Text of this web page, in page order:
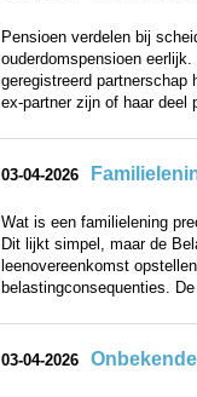
Pensioen verdelen bij
ouderdomspensioen
geregistreerd partnerschap
ex-partner zijn of haar
03-04-2026
Wat is een familielening
Dit lijkt simpel, maar de
leenovereenkomst
belastingconsequenties.
03-04-2026